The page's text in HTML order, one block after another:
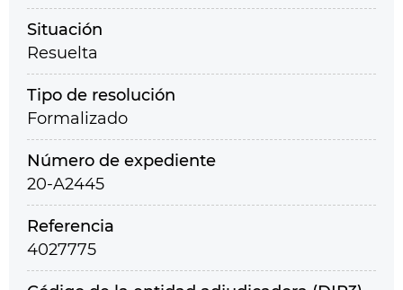
Situación
Resuelta
Tipo de resolución
Formalizado
Número de expediente
20-A2445
Referencia
4027775